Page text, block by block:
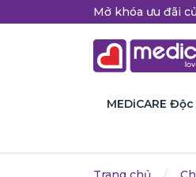
Mở khóa ưu đãi
MEDiCARE